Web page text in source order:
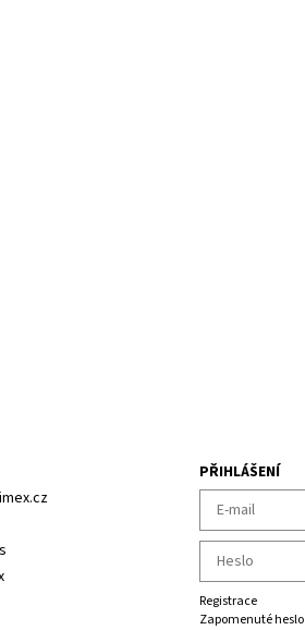
PŘIHLÁŠENÍ
Registrace
Zapomenuté heslo